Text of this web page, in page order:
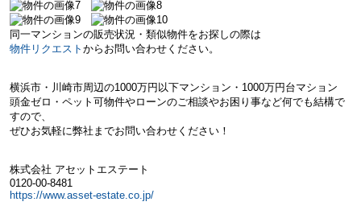
同一マンションの販売状況・類似物件をお探しの際は
物件リクエスト からお問い合わせください。
横浜市・川崎市周辺の1000万円以下マンション・ 1000万円台マション
頭金ゼロ・ペット可物件やローンのご相談やお困り事など何でも結構で
すので、
ぜひお気軽に弊社までお問い合わせください！
株式会社 アセットエステート
0120-00-8481
https://www.asset-estate.co.jp/